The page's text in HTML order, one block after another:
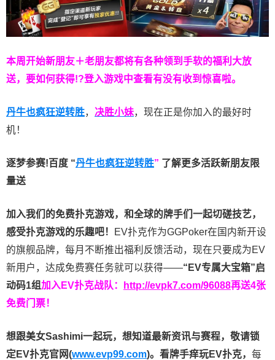
本周开始新朋友＋老朋友都将有各种领到手软的福利大放
送，要如何获得!?登入游戏中查看有没有收到惊喜啦。
丹牛也疯狂逆转胜， 决胜小妹，现在正是你加入的最好时
机！
逐梦参赛!百度 “丹牛也疯狂逆转胜” 了解更多活跃新朋友限
量送
加入我们的免费扑克游戏，和全球的牌手们一起切磋技艺，
感受扑克游戏的乐趣吧！
EV扑克作为GGPoker在国内新开设
的旗舰品牌，每月不断推出福利反馈活动，现在只要成为EV
新用户，达成免费赛任务就可以获得——“EV专属大宝箱”启
动码1组加入EV扑克战队： http://evpk7.com/96088再送4张
免费门票！
想跟美女Sashimi一起玩， 想知道最新资讯与赛程， 敬请锁
定EV扑克官网(www.evp99.com)。 看牌手痒玩EV扑克， 每